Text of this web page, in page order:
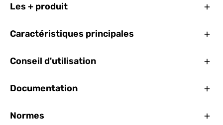
Les + produit
Caractéristiques principales
Conseil d'utilisation
Documentation
Normes